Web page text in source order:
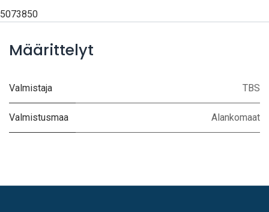
5073850
Määrittelyt
Valmistaja TBS
Valmistusmaa Alankomaat